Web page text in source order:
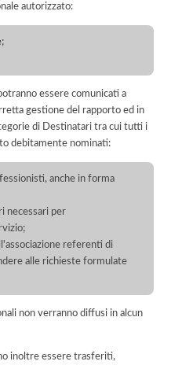
autorizzato:
essere comunicati a
gestione del rapporto ed in
di Destinatari tra cui tutti i
debitamente nominati:
anche in forma
necessari per
referenti di
alle richieste formulate
non verranno diffusi in alcun
inoltre essere trasferiti,